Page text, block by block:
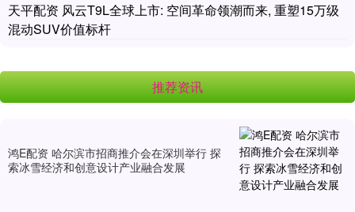
天平配资 风云T9L全球上市: 空间革命领潮而来, 重塑15万级
混动SUV价值标杆
推荐资讯
鸿E配资 哈尔滨市招商推介会在深圳举行 探
索冰雪经济和创意设计产业融合发展